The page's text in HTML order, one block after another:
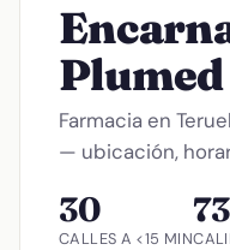
Plumed
Farmacia en
— ubicación,
30
CALLES A <15 MIN
73